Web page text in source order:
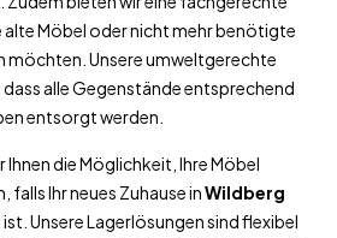
alte Möbel oder nicht mehr benötigte
möchten. Unsere umweltgerechte
alle Gegenstände entsprechend
entsorgt werden.
Ihnen die Möglichkeit, Ihre Möbel
Ihr neues Zuhause inWildberg
Unsere Lagerlösungen sind flexibel